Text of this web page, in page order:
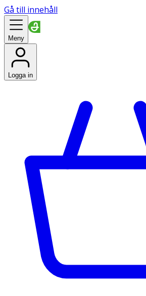
Gå till innehåll
Meny
Logga in